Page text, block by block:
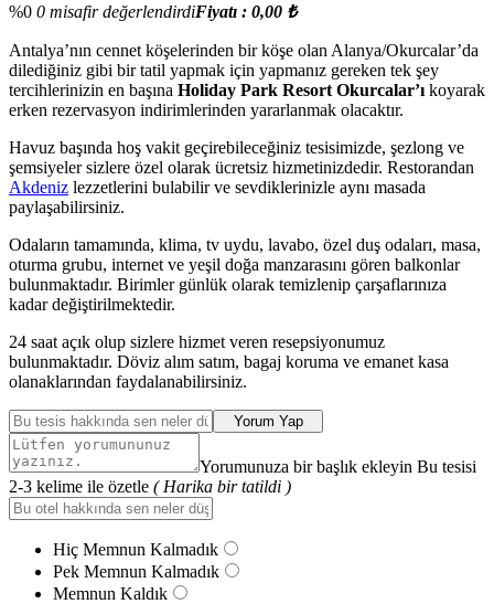
%0 0 misafir değerlendirdiFiyatı : 0,00 ₺
Antalya’nın cennet köşelerinden bir köşe olan Alanya/Okurcalar’da
dilediğiniz gibi bir tatil yapmak için yapmanız gereken tek şey
tercihlerinizin en başına Holiday Park Resort Okurcalar’ı koyarak
erken rezervasyon indirimlerinden yararlanmak olacaktır.
Havuz başında hoş vakit geçirebileceğiniz tesisimizde, şezlong ve
şemsiyeler sizlere özel olarak ücretsiz hizmetinizdedir. Restorandan
Akdeniz lezzetlerini bulabilir ve sevdiklerinizle aynı masada
paylaşabilirsiniz.
Odaların tamamında, klima, tv uydu, lavabo, özel duş odaları, masa,
oturma grubu, internet ve yeşil doğa manzarasını gören balkonlar
bulunmaktadır. Birimler günlük olarak temizlenip çarşaflarınıza
kadar değiştirilmektedir.
24 saat açık olup sizlere hizmet veren resepsiyonumuz
bulunmaktadır. Döviz alım satım, bagaj koruma ve emanet kasa
olanaklarından faydalanabilirsiniz.
Yorum Yap
Yorumunuza bir başlık ekleyin Bu tesisi
2-3 kelime ile özetle ( Harika bir tatildi )
Hiç Memnun Kalmadık
Pek Memnun Kalmadık
Memnun Kaldık